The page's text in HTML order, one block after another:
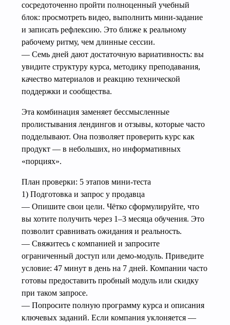
сосредоточенно пройти полноценный учебный
блок: просмотреть видео, выполнить мини‑задание
и записать рефлексию. Это ближе к реальному
рабочему ритму, чем длинные сессии.
— Семь дней дают достаточную вариативность: вы
увидите структуру курса, методику преподавания,
качество материалов и реакцию технической
поддержки и сообщества.
Эта комбинация заменяет бессмысленные
пролистывания лендингов и отзывы, которые часто
подделывают. Она позволяет проверить курс как
продукт — в небольших, но информативных
«порциях».
План проверки: 5 этапов мини‑теста
1) Подготовка и запрос у продавца
— Опишите свои цели. Чётко сформулируйте, что
вы хотите получить через 1–3 месяца обучения. Это
позволит сравнивать ожидания и реальность.
— Свяжитесь с компанией и запросите
ограниченный доступ или демо‑модуль. Приведите
условие: 47 минут в день на 7 дней. Компании часто
готовы предоставить пробный модуль или скидку
при таком запросе.
— Попросите полную программу курса и описания
ключевых заданий. Если компания уклоняется —